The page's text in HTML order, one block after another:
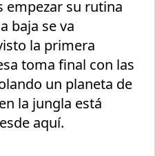
empezar su rutina
baja se va
la primera
toma final con las
un planeta de
la jungla está
aquí.